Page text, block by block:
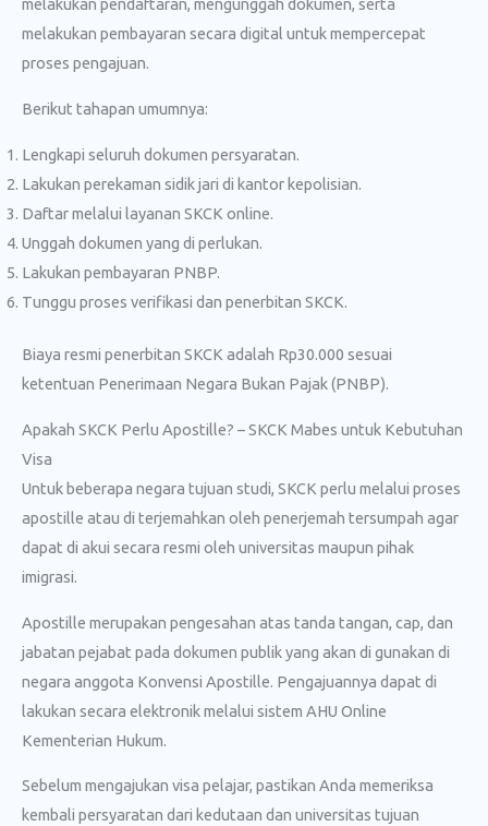
melakukan pendaftaran, mengunggah dokumen, serta
melakukan pembayaran secara digital untuk mempercepat
proses pengajuan.
Berikut tahapan umumnya:
Lengkapi seluruh dokumen persyaratan.
Lakukan perekaman sidik jari di kantor kepolisian.
Daftar melalui layanan SKCK online.
Unggah dokumen yang di perlukan.
Lakukan pembayaran PNBP.
Tunggu proses verifikasi dan penerbitan SKCK.
Biaya resmi penerbitan SKCK adalah Rp30.000 sesuai
ketentuan Penerimaan Negara Bukan Pajak (PNBP).
Apakah SKCK Perlu Apostille? – SKCK Mabes untuk Kebutuhan
Visa
Untuk beberapa negara tujuan studi, SKCK perlu melalui proses
apostille atau di terjemahkan oleh penerjemah tersumpah agar
dapat di akui secara resmi oleh universitas maupun pihak
imigrasi.
Apostille merupakan pengesahan atas tanda tangan, cap, dan
jabatan pejabat pada dokumen publik yang akan di gunakan di
negara anggota Konvensi Apostille. Pengajuannya dapat di
lakukan secara elektronik melalui sistem AHU Online
Kementerian Hukum.
Sebelum mengajukan visa pelajar, pastikan Anda memeriksa
kembali persyaratan dari kedutaan dan universitas tujuan